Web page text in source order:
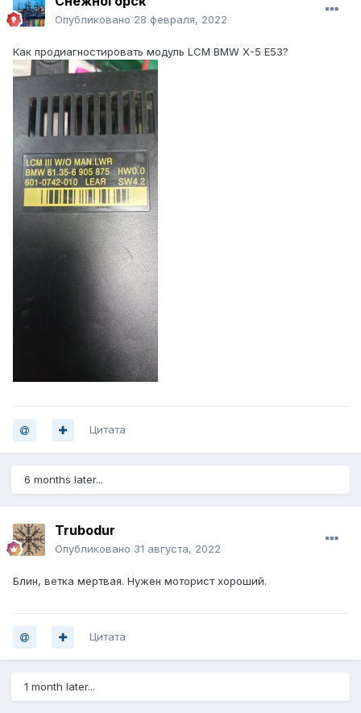
Опубликовано 28 февраля, 2022
Как продиагностировать модуль LCM BMW X-5 E53?
Цитата
6 months later...
Trubodur
Опубликовано 31 августа, 2022
Блин, ветка мертвая. Нужен моторист хороший.
Цитата
1 month later...